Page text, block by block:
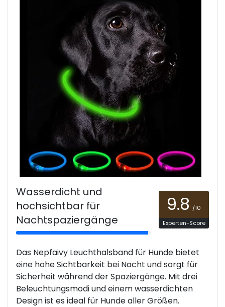
Wasserdicht und
hochsichtbar für
Nachtspaziergänge
9.8 /10
Experten-Score
Das Nepfaivy Leuchthalsband für Hunde bietet
eine hohe Sichtbarkeit bei Nacht und sorgt für
Sicherheit während der Spaziergänge. Mit drei
Beleuchtungsmodi und einem wasserdichten
Design ist es ideal für Hunde aller Größen.